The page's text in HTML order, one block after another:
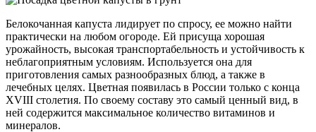
Белокочанная капуста лидирует по спросу, ее можно найти
практически на любом огороде. Ей присуща хорошая
урожайность, высокая транспортабельность и устойчивость к
неблагоприятным условиям. Используется она для
приготовления самых разнообразных блюд, а также в
лечебных целях. Цветная появилась в России только с конца
XVIII столетия. По своему составу это самый ценный вид, в
ней содержится максимальное количество витаминов и
минералов.